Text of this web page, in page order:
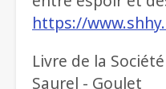
https://
Livre de la
Saurel - Goulet